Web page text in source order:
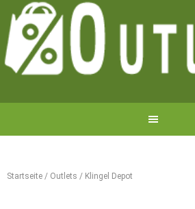
Startseite / Outlets / Klingel Depot